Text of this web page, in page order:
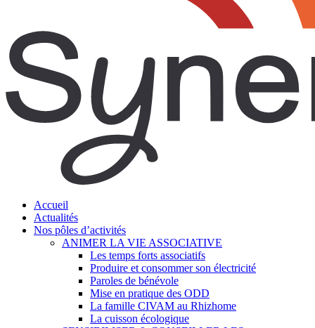
search
Menu
Accueil
Actualités
Nos pôles d’activités
ANIMER LA VIE ASSOCIATIVE
Les temps forts associatifs
Produire et consommer son électricité
Paroles de bénévole
Mise en pratique des ODD
La famille CIVAM au Rhizhome
La cuisson écologique